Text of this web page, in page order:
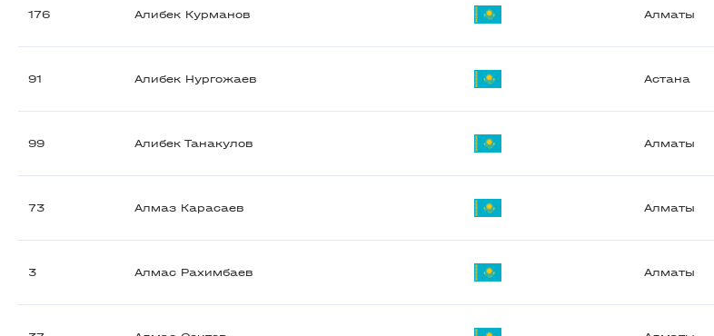
176 Алибек Курманов Алматы
91 Алибек Нургожаев Астана
99 Алибек Танакулов Алматы
73 Алмаз Карасаев Алматы
3 Алмас Рахимбаев Алматы